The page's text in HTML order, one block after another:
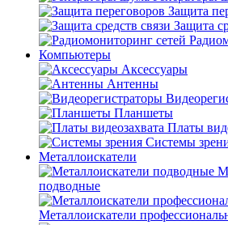
Защита
Защита
Компьютеры
Аксессуары
Антенны
Планшеты
Платы
Системы
Металлоискатели
подводные
Металлоискатели